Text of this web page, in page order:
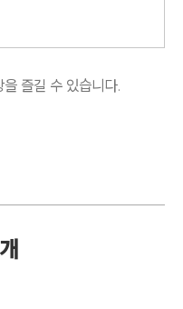
즐길 수 있습니다.